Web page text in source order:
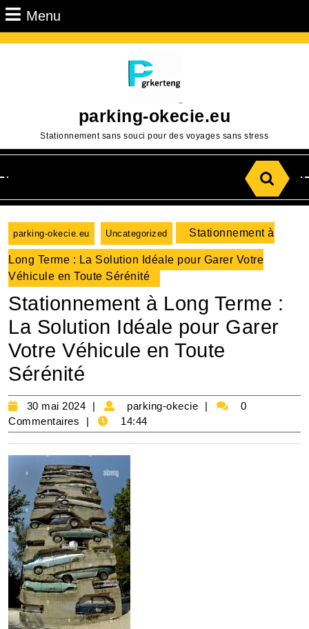
Passer
au
Menu
parking-okecie.eu
Stationnement sans souci pour des voyages sans stress
for:
parking-okecie.eu Uncategorized Stationnement à
Long Terme : La Solution Idéale pour Garer Votre
Véhicule en Toute Sérénité
Stationnement à Long Terme :
La Solution Idéale pour Garer
Votre Véhicule en Toute
Sérénité
30 mai 2024
30
mai
2024
parking-okecie
parking-
0
Commentaires
14:44